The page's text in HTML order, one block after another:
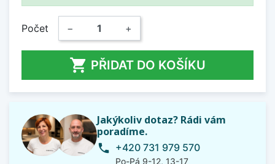
Počet − +
 PŘIDAT DO KOŠÍKU
Jakýkoliv dotaz? Rádi vám
poradíme.
phone +420 731 979 570
Po-Pá 9-12, 13-17